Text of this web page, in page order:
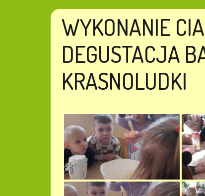
WYKONANIE
DEGUSTACJA
KRASNOLUDKI